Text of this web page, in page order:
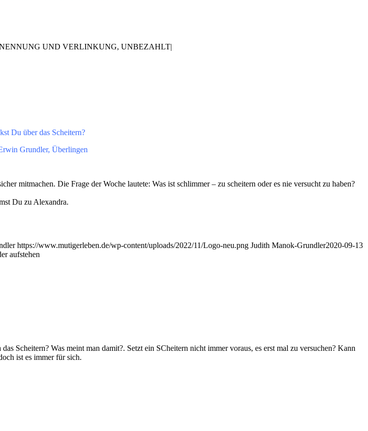
UND VERLINKUNG, UNBEZAHLT|
Du über das Scheitern?
Grundler, Überlingen
mitmachen. Die Frage der Woche lautete: Was ist schlimmer – zu scheitern oder es nie versucht zu haben?
Du zu Alexandra.
https://www.mutigerleben.de/wp-content/uploads/2022/11/Logo-neu.png Judith Manok-Grundler2020-09-13
aufstehen
Scheitern? Was meint man damit?. Setzt ein SCheitern nicht immer voraus, es erst mal zu versuchen? Kann
ist es immer für sich.